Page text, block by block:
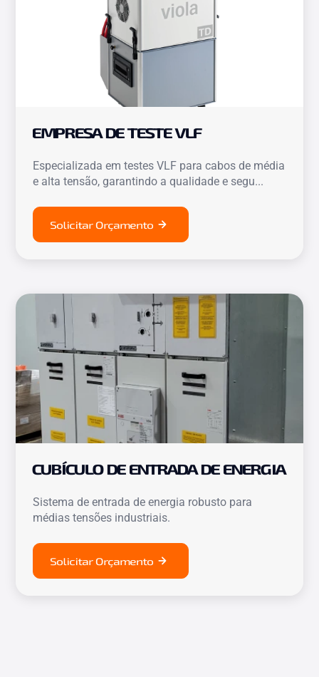
EMPRESA DE TESTE VLF
Especializada em testes VLF para cabos de média
e alta tensão, garantindo a qualidade e segu...
Solicitar Orçamento
CUBÍCULO DE ENTRADA DE ENERGIA
Sistema de entrada de energia robusto para
médias tensões industriais.
Solicitar Orçamento